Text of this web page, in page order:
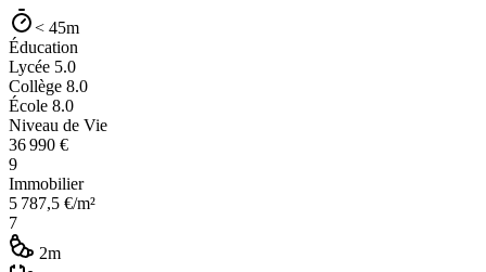
< 45m
Éducation
Lycée 5.0
Collège 8.0
École 8.0
Niveau de Vie
36 990 €
9
Immobilier
5 787,5 €/m²
7
2m